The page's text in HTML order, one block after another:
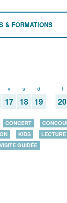
& FORMATIONS
v
17
s
18
d
19
l
20
CONCERT
KIDS LECTURE
VISITE GUIDÉE